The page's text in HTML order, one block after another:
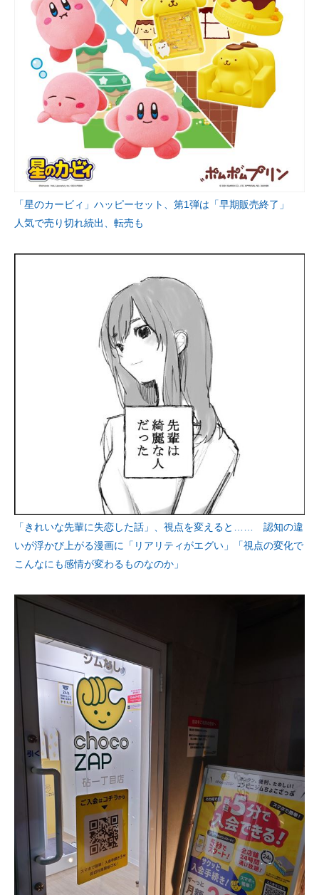
「星のカービィ」ハッピーセット、第1弾は「早期販売終了」
人気で売り切れ続出、転売も
「きれいな先輩に失恋した話」、視点を変えると…… 認知の違
いが浮かび上がる漫画に「リアリティがエグい」「視点の変化で
こんなにも感情が変わるものなのか」